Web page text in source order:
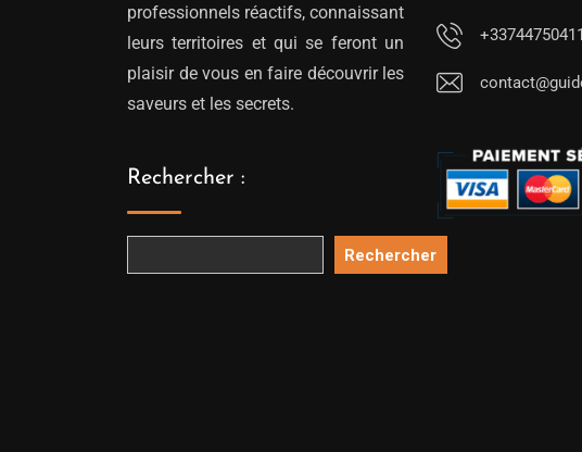
professionnels réactifs, connaissant
leurs territoires et qui se feront un
plaisir de vous en faire découvrir les
saveurs et les secrets.
Rechercher :
Rechercher
+33744750411